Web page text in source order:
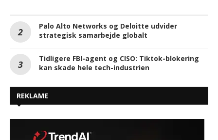
Palo Alto Networks og Deloitte udvider
strategisk samarbejde globalt
Tidligere FBI-agent og CISO: Tiktok-blokering
kan skade hele tech-industrien
REKLAME